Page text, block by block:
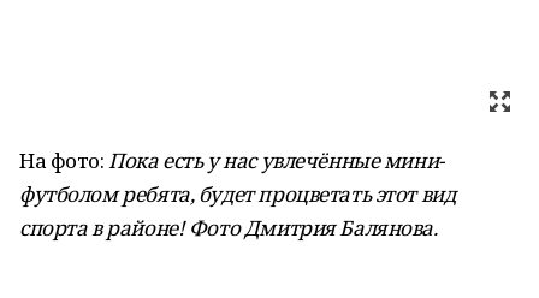
На фото:Пока есть у нас увлечённые мини-
футболом ребята, будет процветать этот вид
спорта в районе! Фото Дмитрия Балянова.